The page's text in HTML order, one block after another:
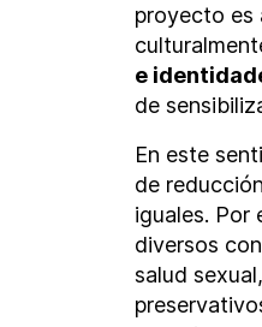
proyecto es
e
de
En este
de
iguales. Por
diversos
salud